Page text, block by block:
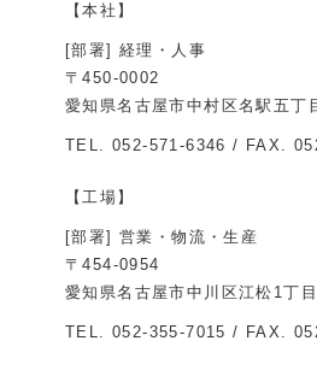
【本社】
[部署] 経理・人事
〒450-0002
愛知県名古屋市中村区名駅五丁
TEL. 052-571-6346 / FAX.
【工場】
[部署] 営業・物流・生産
〒454-0954
愛知県名古屋市中川区江松1丁
TEL. 052-355-7015 / FAX.